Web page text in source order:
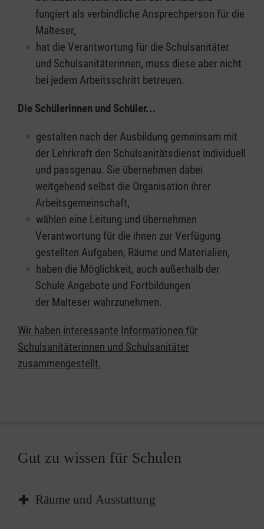
fungiert als verbindliche Ansprechperson für die
Malteser,
hat die Verantwortung für die Schulsanitäter
und Schulsanitäterinnen, muss diese aber nicht
bei jedem Arbeitsschritt betreuen.
Die Schülerinnen und Schüler...
gestalten nach der Ausbildung gemeinsam mit
der Lehrkraft den Schulsanitätsdienst individuell
und passgenau. Sie übernehmen dabei
weitgehend selbst die Organisation ihrer
Arbeitsgemeinschaft,
wählen eine Leitung und übernehmen
Verantwortung für die ihnen zur Verfügung
gestellten Aufgaben, Räume und Materialien,
haben die Möglichkeit, auch außerhalb der
Schule Angebote und Fortbildungen
der Malteser wahrzunehmen.
Wir haben interessante Informationen für
Schulsanitäterinnen und Schulsanitäter
zusammengestellt.
Gut zu wissen für Schulen
Räume und Ausstattung